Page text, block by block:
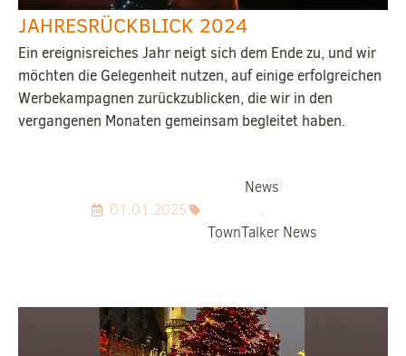
JAHRESRÜCKBLICK 2024
Ein ereignisreiches Jahr neigt sich dem Ende zu, und wir
möchten die Gelegenheit nutzen, auf einige erfolgreichen
Werbekampagnen zurückzublicken, die wir in den
vergangenen Monaten gemeinsam begleitet haben.
01.01.2025
News
,
TownTalker News